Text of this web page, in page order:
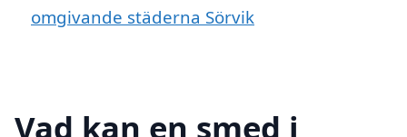
omgivande städerna Sörvik
Vad kan en smed i